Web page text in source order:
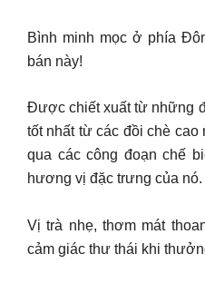
Bình minh mọc ở phía
bán này!
Được chiết xuất từ những
tốt nhất từ các đồi chè
qua các công đoạn chế
hương vị đặc trưng của nó.
Vị trà nhẹ, thơm mát
cảm giác thư thái khi